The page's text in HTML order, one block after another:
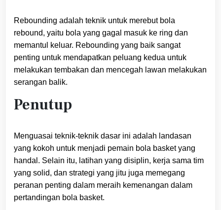
Rebounding adalah teknik untuk merebut bola
rebound, yaitu bola yang gagal masuk ke ring dan
memantul keluar. Rebounding yang baik sangat
penting untuk mendapatkan peluang kedua untuk
melakukan tembakan dan mencegah lawan melakukan
serangan balik.
Penutup
Menguasai teknik-teknik dasar ini adalah landasan
yang kokoh untuk menjadi pemain bola basket yang
handal. Selain itu, latihan yang disiplin, kerja sama tim
yang solid, dan strategi yang jitu juga memegang
peranan penting dalam meraih kemenangan dalam
pertandingan bola basket.